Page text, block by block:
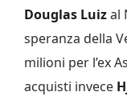
Douglas Luizal
speranza della
milioni per l’ex
acquisti invece